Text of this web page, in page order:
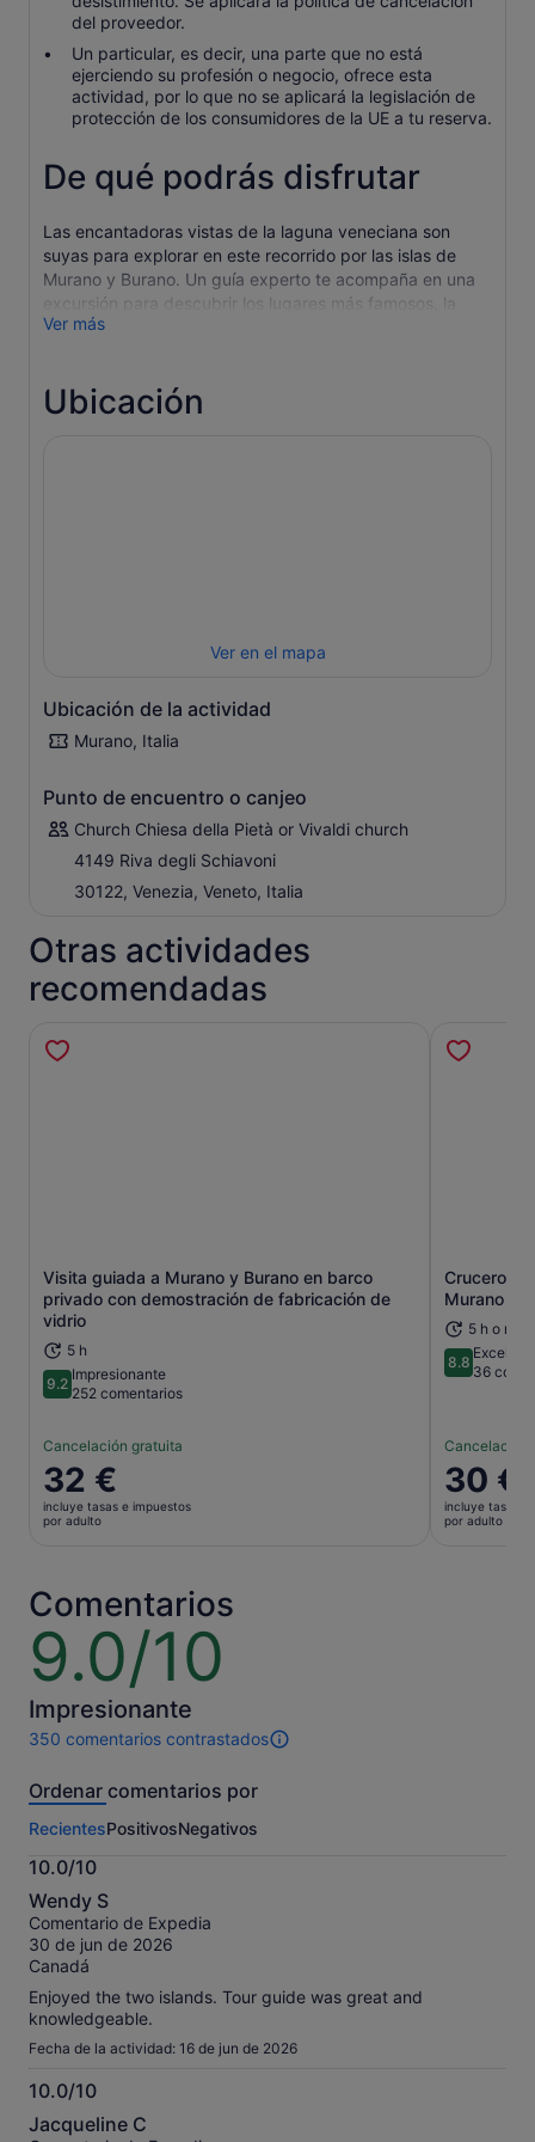
del proveedor.
Un particular, es decir, una parte que no está
ejerciendo su profesión o negocio, ofrece esta
actividad, por lo que no se aplicará la legislación de
protección de los consumidores de la UE a tu reserva.
De qué podrás disfrutar
Las encantadoras vistas de la laguna veneciana son
suyas para explorar en este recorrido por las islas de
Murano y Burano. Un guía experto te acompaña en una
excursión para descubrir los lugares más famosos, la
exquisita artesanía y el relajado estilo de vida de la zona.
San Marcos y empieza el paseo en lancha al grupo de
pequeñas islas que forman parte de Murano. Aquí, visita
con el regreso a Venecia, donde podrás relajarte con una
Ver más
Ubicación
Ver en el mapa
Ubicación de la actividad
Murano, Italia
Punto de encuentro o canjeo
Church Chiesa della Pietà or Vivaldi church
4149 Riva degli Schiavoni
30122, Venezia, Veneto, Italia
Otras actividades
recomendadas
Visita guiada a Murano y Burano en barco
privado con demostración de fabricación de
vidrio
5 h
9.29.2 sobre 10
Impresionante
252 comentarios
Cancelación gratuita
El
precio
es
por
adulto
32 €
incluye tasas e impuestos
por adulto
Se abre en una pestaña nueva
Crucero
Murano y
5 h o más
8.88.8 sobre
36
Cancelación
El
precio
es
30 €
incluye tasas e
por adulto
Comentarios
9.0/10
9.0
sobre
10
Impresionante
350 comentarios contrastados
350 comentarios
esta
Más
información
sobre
nuestros
comentarios
contrastados.
Ordenar comentarios por
RecientesPositivosNegativos
10.0/10
10.0
sobre
10
Wendy S
Comentario de Expedia
30 de jun de 2026
Canadá
Enjoyed the two islands. Tour guide was great and
knowledgeable.
Fecha de la actividad: 16 de jun de 2026
10.0/10
10.0
Jacqueline C